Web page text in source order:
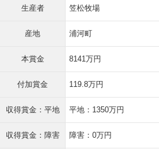
生産者 笠松牧場
産地 浦河町
本賞金 8141万円
付加賞金 119.8万円
収得賞金：平地 平地：1350万円
収得賞金：障害 障害：0万円